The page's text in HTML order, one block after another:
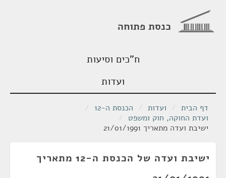
כנסת פתוחה
ח"כים וסיעות
ועדות
דף הבית / ועדות / הכנסת ה-12
/
ועדת החוקה, חוק ומשפט /
ישיבת ועדה מתאריך 21/01/1991
ישיבת ועדה של הכנסת ה-12 מתאריך